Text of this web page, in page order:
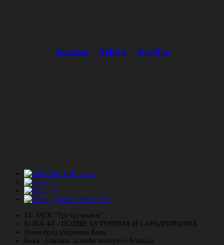
Архива Arhiva Archive
24. МСК "Трг од књиге"
БОКА 44 - ПОЗИВ АУТОРИМА И САРАДНИЦИМА
Нови број зборника Бока
Бока : гласник за опће интересе Бокеља